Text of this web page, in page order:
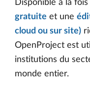
Disponible à la
gratuite et une
cloud ou sur site)
OpenProject est
institutions du
monde entier.